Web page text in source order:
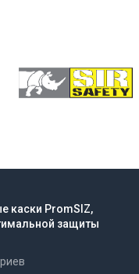
каски PromSIZ,
защиты